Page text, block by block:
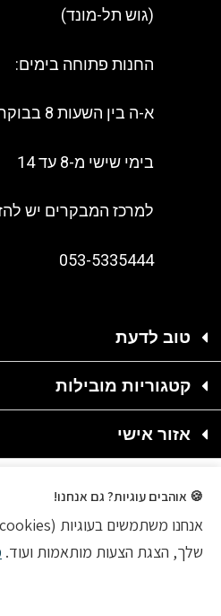
(גוש תל-מונד)
החנות פתוחה בימים:
א-ה בין השעות 8 בבוקר ל-15 בצהריים
בימי שישי מ-8 עד 14
למרכז המבקרים יש
053-5335444
טוב לדעת
קטגוריות מובילות
אזור אישי
🍪 אוהבים עוגיות? גם אנחנו!
שלך, הצגת הצעות מותאמות ועוד.